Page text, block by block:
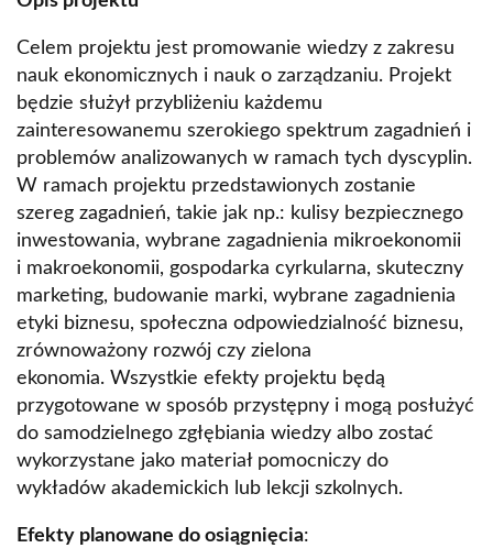
Celem projektu jest promowanie wiedzy z zakresu
nauk ekonomicznych i nauk o zarządzaniu. Projekt
będzie służył przybliżeniu każdemu
zainteresowanemu szerokiego spektrum zagadnień i
problemów analizowanych w ramach tych dyscyplin.
W ramach projektu przedstawionych zostanie
szereg zagadnień, takie jak np.: kulisy bezpiecznego
inwestowania, wybrane zagadnienia mikroekonomii
i makroekonomii, gospodarka cyrkularna, skuteczny
marketing, budowanie marki, wybrane zagadnienia
etyki biznesu, społeczna odpowiedzialność biznesu,
zrównoważony rozwój czy zielona
ekonomia. Wszystkie efekty projektu będą
przygotowane w sposób przystępny i mogą posłużyć
do samodzielnego zgłębiania wiedzy albo zostać
wykorzystane jako materiał pomocniczy do
wykładów akademickich lub lekcji szkolnych.
Efekty planowane do osiągnięcia: